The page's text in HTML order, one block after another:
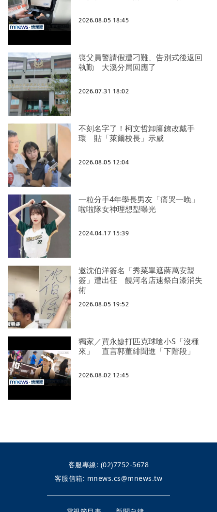
2026.08.05 18:45
喪父員警請假遭刁難、告別式後返回
執勤 大溪分局回應了
2026.07.31 18:02
不刻名字了！柯文哲卸腳鐐改戴手
環 貼「萊爾校長」示威
2026.08.05 12:04
一粒分手4年學長男友「痛哭一晚」
啦啦隊女神理想型曝光
2024.04.17 15:39
邀沈伯洋簽名「秀菜單遮蔣萬安親
簽」遭出征 饒河名店速祭白漆消失
術
2026.08.05 19:52
獨家／賈永婕打匹克球嗆小S「沒種
來」 直言郭董緋聞進「下階段」
2026.08.02 12:45
客服專線: (02)7752-5678
客服信箱: mnews.cs@mnews.tw